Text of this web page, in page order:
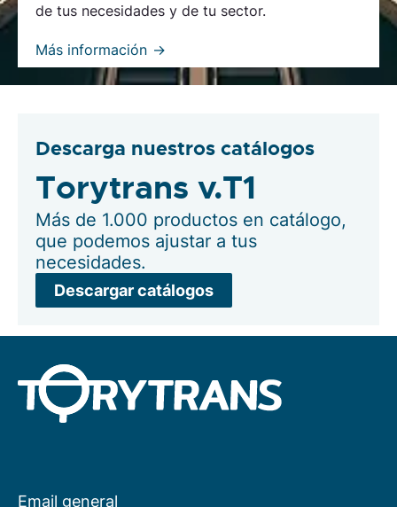
de tus necesidades y de tu sector.
Más información
Descarga nuestros catálogos
Torytrans v.T1
Más de 1.000 productos en catálogo,
que podemos ajustar a tus
necesidades.
Descargar catálogos
Email general